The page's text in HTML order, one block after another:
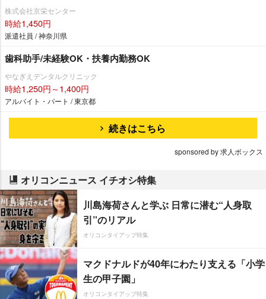
株式会社京栄センター
時給1,450円
派遣社員 / 神奈川県
歯科助手/未経験OK・扶養内勤務OK
なぎえデンタルクリニック
時給1,250円～1,400円
アルバイト・パート / 東京都
続きはこちら
sponsored by 求人ボックス
オリコンニュース イチオシ特集
川島海荷さんと学ぶ 日常に潜む“人身取
引”のリアル
オリコンタイアップ特集
マクドナルドが40年にわたり支える「小学
生の甲子園」
オリコンタイアップ特集